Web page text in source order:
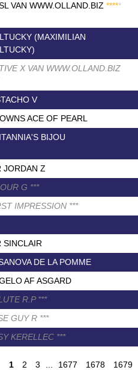
VAN WWW.OLLAND.BIZ *****
(MAXIMILIAN
X VAN WWW.OLLAND.BIZ
V
ACE OF PEARL
BIJOU
JORDAN Z
G ***
IMPRESSION ***
SINCLAIR
DE LA POMME
AF ASGARD
R.P ***
GUY R ***
KERELLEC ***
1 2 3 1677 1678 1679